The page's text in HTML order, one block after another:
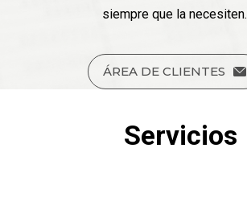
siempre que la necesiten.
ÁREA DE CLIENTES
Servicios